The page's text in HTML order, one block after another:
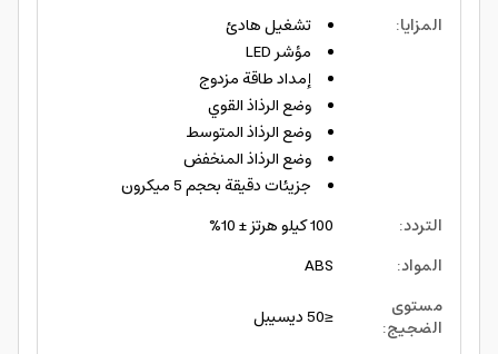
المزايا:
تشغيل هادئ
مؤشر LED
إمداد طاقة مزدوج
وضع الرذاذ القوي
وضع الرذاذ المتوسط
وضع الرذاذ المنخفض
جزيئات دقيقة بحجم 5 ميكرون
التردد:
100 كيلو هرتز ± 10%
المواد:
ABS
مستوى
الضجيج:
≤50 ديسيبل